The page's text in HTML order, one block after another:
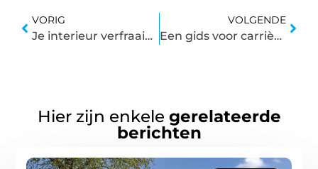
VORIG
Je interieur verfraaien met een houten wereldkaart
VOLGENDE
Een gids voor carrières in installatietechniek
Hier zijn enkele gerelateerde
berichten